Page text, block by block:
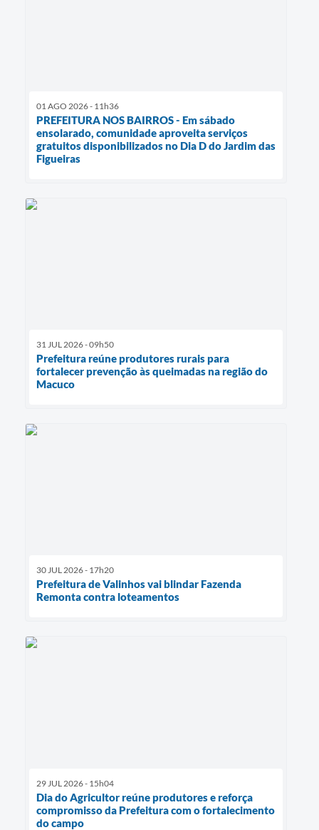
01 AGO 2026 - 11h36
PREFEITURA NOS BAIRROS - Em sábado
ensolarado, comunidade aproveita serviços
gratuitos disponibilizados no Dia D do Jardim das
Figueiras
31 JUL 2026 - 09h50
Prefeitura reúne produtores rurais para
fortalecer prevenção às queimadas na região do
Macuco
30 JUL 2026 - 17h20
Prefeitura de Valinhos vai blindar Fazenda
Remonta contra loteamentos
29 JUL 2026 - 15h04
Dia do Agricultor reúne produtores e reforça
compromisso da Prefeitura com o fortalecimento
do campo